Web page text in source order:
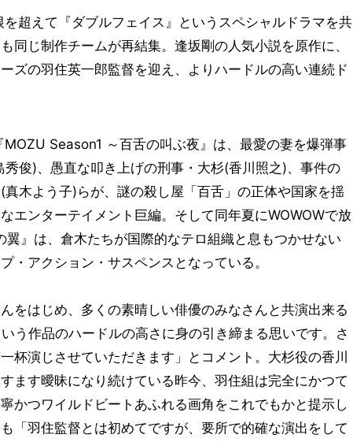
超えて『ダブルフェイス』というスペシャルドラマを共
同じ制作チームが再結集。逢坂剛の人気小説を原作に、
ズの羽住英一郎監督を迎え、よりハードルの高い連続ド
Season1 ～百舌の叫ぶ夜』は、最愛の妻を爆弾事
俊)、愚直な叩き上げの刑事・大杉(香川照之)、事件の
木よう子)らが、謎の殺し屋「百舌」の正体や国家を揺
エンターテイメント巨編。そして同年夏にWOWOWで放
』は、倉木たちが国際的なテロ組織と息もつかせない
・アクション・サスペンスとなっている。
をはじめ、多くの素晴しい俳優のみなさんと共演出来る
う作品のハードルの高さに身の引き締まる思いです。さ
杯演じさせていただきます」とコメント。大杉役の香川
ます曖昧になり続けている昨今、羽住組は完全にかつて
かつワイルドビートあふれる画角をこれでもかと提示し
「羽住監督とは初めてですが、要所で的確な演出をして